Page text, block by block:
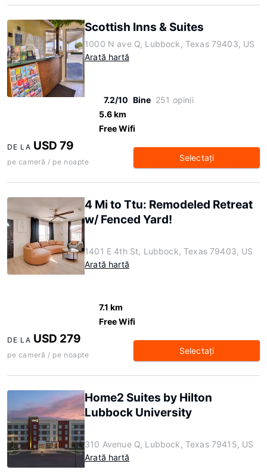
Scottish Inns & Suites
1000 N ave Q, Lubbock, Texas 79403, US
Arată hartă
7.2/10 Bine 251 opinii
5.6 km
Free Wifi
DE LA USD 79
pe cameră / pe noapte Selectaţi
4 Mi to Ttu: Remodeled Retreat
w/ Fenced Yard!
1401 E 4th St, Lubbock, Texas 79403, US
Arată hartă
7.1 km
Free Wifi
DE LA USD 279
pe cameră / pe noapte Selectaţi
Home2 Suites by Hilton
Lubbock University
310 Avenue Q, Lubbock, Texas 79415, US
Arată hartă